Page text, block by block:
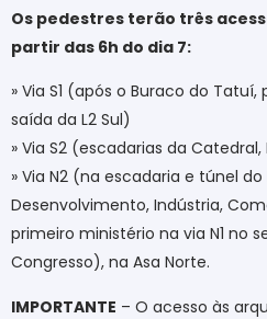
Os pedestres terão três
partir das 6h do dia 7:
» Via S1 (após o Buraco do
saída da L2 Sul)
» Via S2 (escadarias da
» Via N2 (na escadaria e túnel
Desenvolvimento, Indústria,
primeiro ministério na via N1 no
Congresso), na Asa Norte.
IMPORTANTE – O acesso às